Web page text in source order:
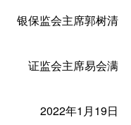
银保监会主席郭树清
证监会主席易会满
2022年1月19日